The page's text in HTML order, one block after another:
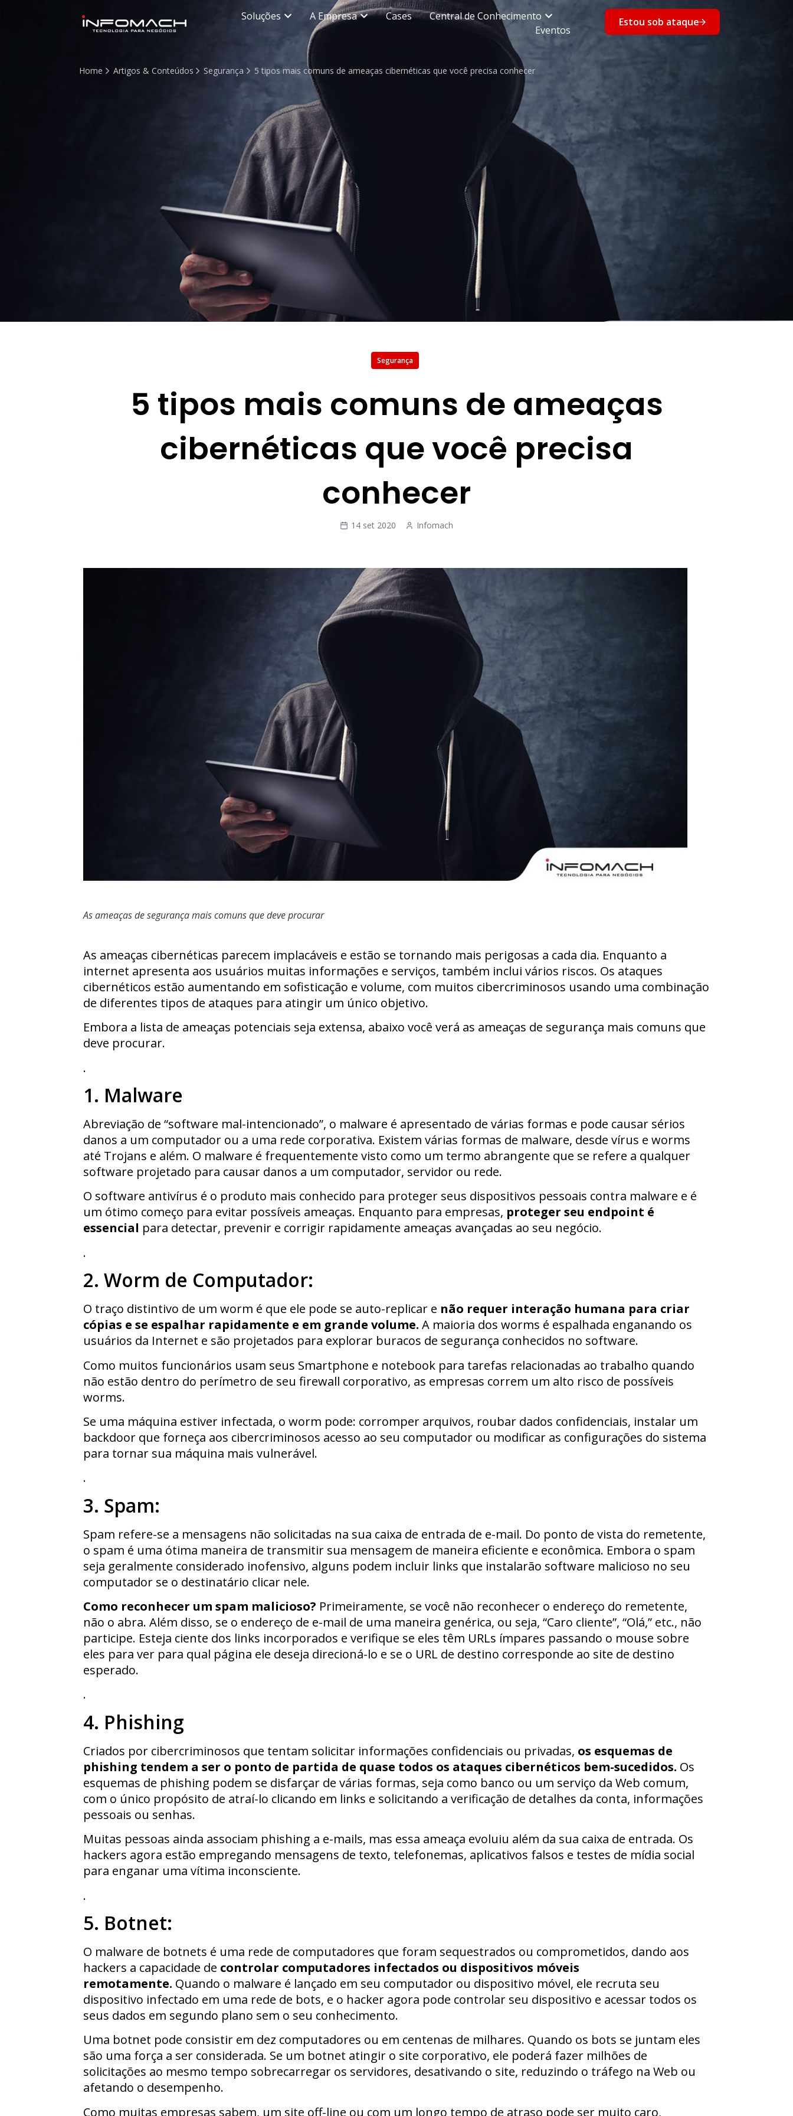
Soluções A Empresa Cases
Central de Conhecimento
Eventos
Estou sob ataque
Home Artigos & Conteúdos Segurança 5 tipos mais comuns de ameaças cibernéticas que você precisa conhecer
Segurança
5 tipos mais comuns de ameaças
cibernéticas que você precisa
conhecer
14 set 2020 Infomach
As ameaças de segurança mais comuns que deve procurar
As ameaças cibernéticas parecem implacáveis e estão se tornando mais perigosas a cada dia. Enquanto a
internet apresenta aos usuários muitas informações e serviços, também inclui vários riscos. Os ataques
cibernéticos estão aumentando em sofisticação e volume, com muitos cibercriminosos usando uma combinação
de diferentes tipos de ataques para atingir um único objetivo.
Embora a lista de ameaças potenciais seja extensa, abaixo você verá as ameaças de segurança mais comuns que
deve procurar.
.
1. Malware
Abreviação de “software mal-intencionado”, o malware é apresentado de várias formas e pode causar sérios
danos a um computador ou a uma rede corporativa. Existem várias formas de malware, desde vírus e worms
até Trojans e além. O malware é frequentemente visto como um termo abrangente que se refere a qualquer
software projetado para causar danos a um computador, servidor ou rede.
O software antivírus é o produto mais conhecido para proteger seus dispositivos pessoais contra malware e é
um ótimo começo para evitar possíveis ameaças. Enquanto para empresas, proteger seu endpoint é
essencial para detectar, prevenir e corrigir rapidamente ameaças avançadas ao seu negócio.
.
2. Worm de Computador:
O traço distintivo de um worm é que ele pode se auto-replicar e não requer interação humana para criar
cópias e se espalhar rapidamente e em grande volume. A maioria dos worms é espalhada enganando os
usuários da Internet e são projetados para explorar buracos de segurança conhecidos no software.
Como muitos funcionários usam seus Smartphone e notebook para tarefas relacionadas ao trabalho quando
não estão dentro do perímetro de seu firewall corporativo, as empresas correm um alto risco de possíveis
worms.
Se uma máquina estiver infectada, o worm pode: corromper arquivos, roubar dados confidenciais, instalar um
backdoor que forneça aos cibercriminosos acesso ao seu computador ou modificar as configurações do sistema
para tornar sua máquina mais vulnerável.
.
3. Spam:
Spam refere-se a mensagens não solicitadas na sua caixa de entrada de e-mail. Do ponto de vista do remetente,
o spam é uma ótima maneira de transmitir sua mensagem de maneira eficiente e econômica. Embora o spam
seja geralmente considerado inofensivo, alguns podem incluir links que instalarão software malicioso no seu
computador se o destinatário clicar nele.
Como reconhecer um spam malicioso? Primeiramente, se você não reconhecer o endereço do remetente,
não o abra. Além disso, se o endereço de e-mail de uma maneira genérica, ou seja, “Caro cliente”, “Olá,” etc., não
participe. Esteja ciente dos links incorporados e verifique se eles têm URLs ímpares passando o mouse sobre
eles para ver para qual página ele deseja direcioná-lo e se o URL de destino corresponde ao site de destino
esperado.
.
4. Phishing
Criados por cibercriminosos que tentam solicitar informações confidenciais ou privadas, os esquemas de
phishing tendem a ser o ponto de partida de quase todos os ataques cibernéticos bem-sucedidos. Os
esquemas de phishing podem se disfarçar de várias formas, seja como banco ou um serviço da Web comum,
com o único propósito de atraí-lo clicando em links e solicitando a verificação de detalhes da conta, informações
pessoais ou senhas.
Muitas pessoas ainda associam phishing a e-mails, mas essa ameaça evoluiu além da sua caixa de entrada. Os
hackers agora estão empregando mensagens de texto, telefonemas, aplicativos falsos e testes de mídia social
para enganar uma vítima inconsciente.
.
5. Botnet:
O malware de botnets é uma rede de computadores que foram sequestrados ou comprometidos, dando aos
hackers a capacidade de controlar computadores infectados ou dispositivos móveis
remotamente. Quando o malware é lançado em seu computador ou dispositivo móvel, ele recruta seu
dispositivo infectado em uma rede de bots, e o hacker agora pode controlar seu dispositivo e acessar todos os
seus dados em segundo plano sem o seu conhecimento.
Uma botnet pode consistir em dez computadores ou em centenas de milhares. Quando os bots se juntam eles
são uma força a ser considerada. Se um botnet atingir o site corporativo, ele poderá fazer milhões de
solicitações ao mesmo tempo sobrecarregar os servidores, desativando o site, reduzindo o tráfego na Web ou
afetando o desempenho.
Como muitas empresas sabem, um site off-line ou com um longo tempo de atraso pode ser muito caro,